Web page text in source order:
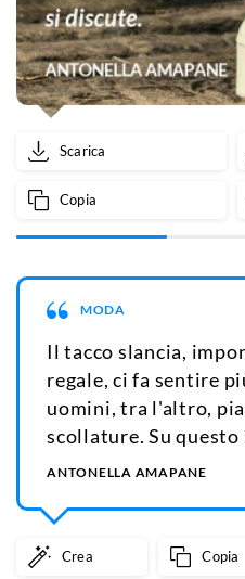
Scarica
Copia
MODA
Il tacco slancia,
regale, ci fa sentire
uomini, tra l'altro,
scollature. Su questo
ANTONELLA AMAPANE
Crea Copia